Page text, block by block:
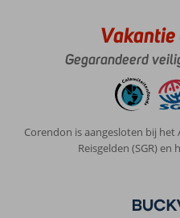
Vakantie
Gegarandeerd
Corendon is aangesloten bij het
Reisgelden (SGR)